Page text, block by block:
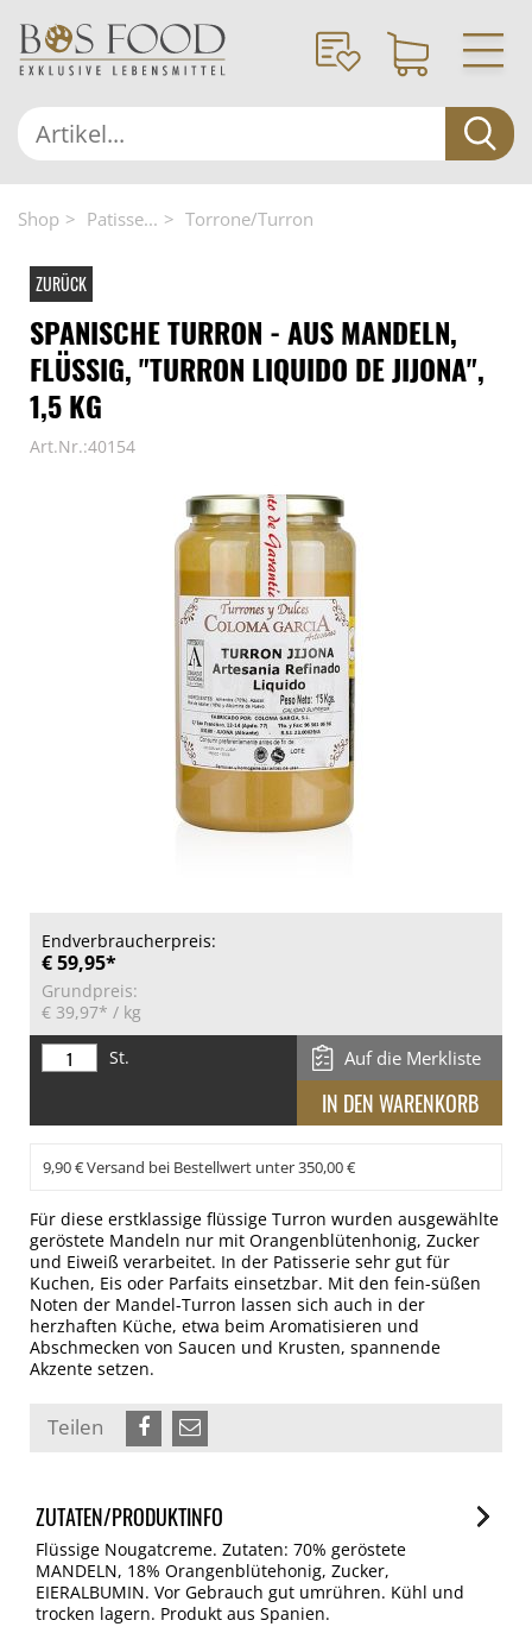
Shop Patisse... Torrone/Turron
ZURÜCK
SPANISCHE TURRON - AUS MANDELN,
FLÜSSIG, "TURRON LIQUIDO DE JIJONA",
1,5 KG
Art.Nr.:40154
Endverbraucherpreis:
€ 59,95*
Grundpreis:
€ 39,97* / kg
St.
Auf die Merkliste
9,90 € Versand bei Bestellwert unter 350,00 €
Für diese erstklassige flüssige Turron wurden ausgewählte
geröstete Mandeln nur mit Orangenblütenhonig, Zucker
und Eiweiß verarbeitet. In der Patisserie sehr gut für
Kuchen, Eis oder Parfaits einsetzbar. Mit den fein-süßen
Noten der Mandel-Turron lassen sich auch in der
herzhaften Küche, etwa beim Aromatisieren und
Abschmecken von Saucen und Krusten, spannende
Akzente setzen.
Teilen
ZUTATEN/PRODUKTINFO
Flüssige Nougatcreme. Zutaten: 70% geröstete
MANDELN, 18% Orangenblütehonig, Zucker,
EIERALBUMIN. Vor Gebrauch gut umrühren. Kühl und
trocken lagern. Produkt aus Spanien.